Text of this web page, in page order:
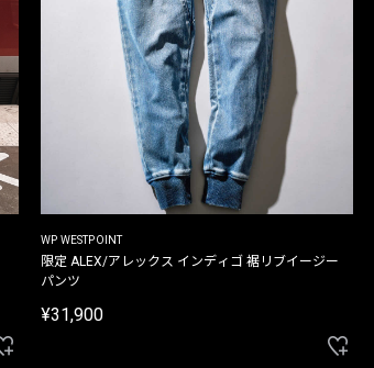
WP WESTPOINT
限定 ALEX/アレックス インディゴ 裾リブイージー
パンツ
¥31,900